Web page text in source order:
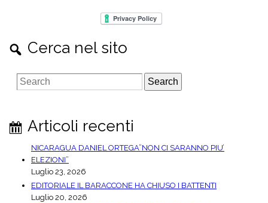
Cerca nel sito
S
e
c
Articoli recenti
NICARAGUA DANIEL ORTEGA”NON CI SARANNO PIU’
ELEZIONI”
Luglio 23, 2026
EDITORIALE IL BARACCONE HA CHIUSO I BATTENTI
Luglio 20, 2026